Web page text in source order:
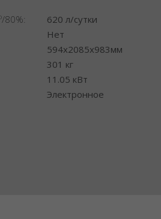
/80%:
620 л/сутки
Нет
594x2085x983мм
301 кг
11.05 кВт
Электронное